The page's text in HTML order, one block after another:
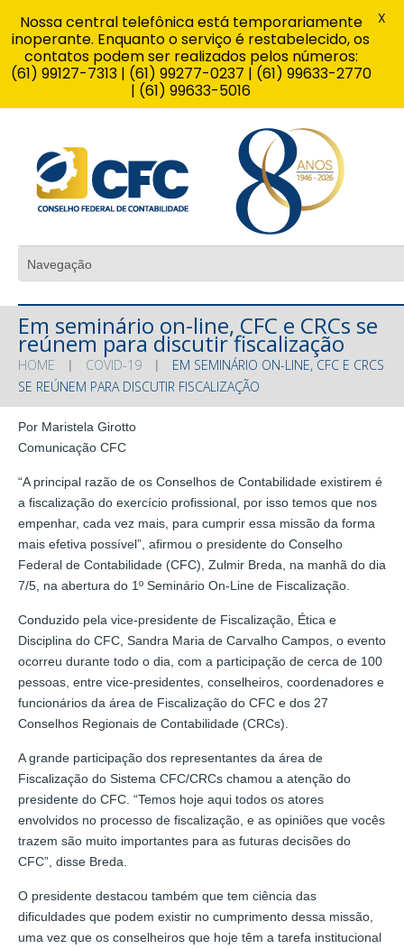
Em seminário on-line, CFC e CRCs se
reúnem para discutir fiscalização
HOME COVID-19
EM SEMINÁRIO ON-LINE, CFC E CRCS
SE REÚNEM PARA DISCUTIR FISCALIZAÇÃO
Por Maristela Girotto
Comunicação CFC
“A principal razão de os Conselhos de Contabilidade existirem é
a fiscalização do exercício profissional, por isso temos que nos
empenhar, cada vez mais, para cumprir essa missão da forma
mais efetiva possível”, afirmou o presidente do Conselho
Federal de Contabilidade (CFC), Zulmir Breda, na manhã do dia
7/5, na abertura do 1º Seminário On-Line de Fiscalização.
Conduzido pela vice-presidente de Fiscalização, Ética e
Disciplina do CFC, Sandra Maria de Carvalho Campos, o evento
ocorreu durante todo o dia, com a participação de cerca de 100
pessoas, entre vice-presidentes, conselheiros, coordenadores e
funcionários da área de Fiscalização do CFC e dos 27
Conselhos Regionais de Contabilidade (CRCs).
A grande participação dos representantes da área de
Fiscalização do Sistema CFC/CRCs chamou a atenção do
presidente do CFC. “Temos hoje aqui todos os atores
envolvidos no processo de fiscalização, e as opiniões que vocês
trazem são muito importantes para as futuras decisões do
CFC”, disse Breda.
O presidente destacou também que tem ciência das
dificuldades que podem existir no cumprimento dessa missão,
uma vez que os conselheiros que hoje têm a tarefa institucional
Nossa central telefônica está temporariamente
inoperante. Enquanto o serviço é restabelecido, os
contatos podem ser realizados pelos números:
(61) 99127-7313 | (61) 99277-0237 | (61) 99633-2770
| (61) 99633-5016
X